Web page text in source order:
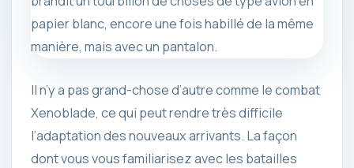
Il n’y a pas grand-chose d’autre comme le combat
Xenoblade, ce qui peut rendre très difficile
l’adaptation des nouveaux arrivants. La façon
dont vous vous familiarisez avec les batailles